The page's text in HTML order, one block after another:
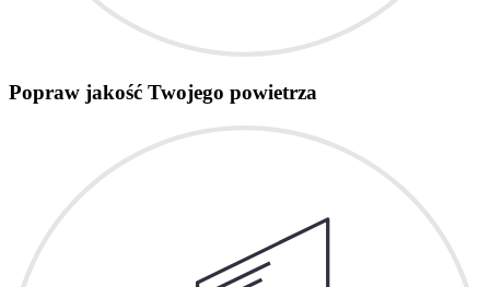
Popraw jakość Twojego powietrza